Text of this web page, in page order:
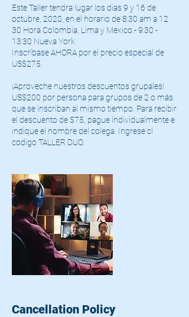
Este Taller tendra lugar los dias 9 y 16 de
octubre, 2020, en el horario de 8:30 am a 12
30 Hora Colombia, Lima y Mexico.- 9:30 -
13:30 Nueva York
Inscríbase AHORA por el precio especial de
US$275.
¡Aproveche nuestros descuentos grupales!
US$200 por persona para grupos de 2 o más
que se inscriban al mismo tiempo. Para recibir
el descuento de $75, pague individualmente e
indique el nombre del colega. Ingrese cl
codigo TALLER DUO.
Cancellation Policy